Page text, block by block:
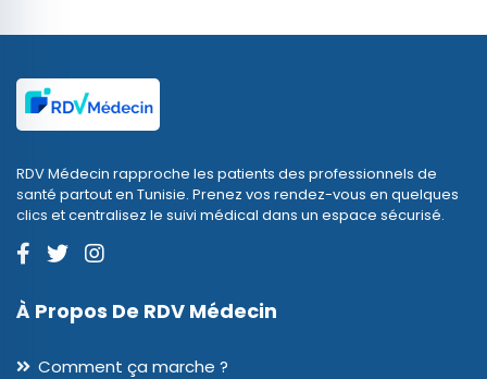
RDV Médecin rapproche les patients des professionnels de
santé partout en Tunisie. Prenez vos rendez-vous en quelques
clics et centralisez le suivi médical dans un espace sécurisé.
À Propos De RDV Médecin
Comment ça marche ?